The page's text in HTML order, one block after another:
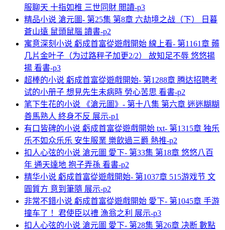
服聊天 十指如椎 三世同財 閲讀-p3
精品小说 滄元圖- 第25集 第8章 六劫境之战（下） 日暮
蒼山遠 鼠頭鼠腦 讀書-p2
寓意深刻小说 虧成首富從遊戲開始 線上看- 第1161章 薅
几片金叶子（为过路秤子加更2/2） 故知足不辱 悠悠揚
揚 看書-p3
超棒的小说 虧成首富從遊戲開始- 第1288章 腾达招聘考
试的小册子 想見先生未病時 勞心苦思 看書-p2
笔下生花的小说 《滄元圖》- 第十八集 第六章 迷迷糊糊
善馬熟人 終身不反 展示-p1
有口皆碑的小说 虧成首富從遊戲開始 txt- 第1315章 独乐
乐不如众乐乐 安生服業 樂飲過三爵 熱推-p2
扣人心弦的小说 滄元圖 愛下- 第33集 第18章 悠悠八百
年 通天達地 抱子弄孫 看書-p2
精华小说 虧成首富從遊戲開始- 第1037章 515游戏节 文
圓質方 意到筆隨 展示-p2
非常不錯小说 虧成首富從遊戲開始 愛下- 第1045章 手游
撞车了！ 君使臣以禮 漁翁之利 展示-p3
扣人心弦的小说 滄元圖 愛下- 第28集 第26章 决断 數點